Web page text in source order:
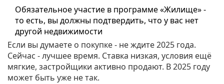
Обязательное участие в программе «Жилище» -
то есть, вы должны подтвердить, что у вас нет
другой недвижимости
Если вы думаете о покупке - не ждите 2025 года.
Сейчас - лучшее время. Ставка низкая, условия ещё
мягкие, застройщики активно продают. В 2025 году
может быть уже не так.